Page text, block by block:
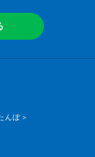
んぽ＞